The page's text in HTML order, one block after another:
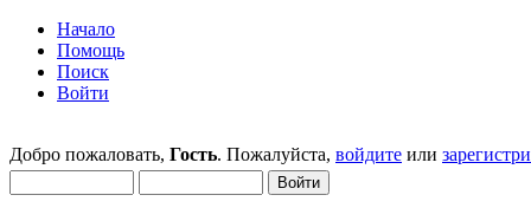
Начало
Помощь
Поиск
Войти
Добро пожаловать, Гость. Пожалуйста, войдите или